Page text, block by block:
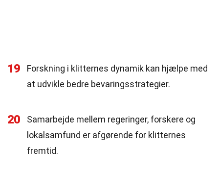
19
Forskning i klitternes dynamik kan hjælpe med
at udvikle bedre bevaringsstrategier.
20
Samarbejde mellem regeringer, forskere og
lokalsamfund er afgørende for klitternes
fremtid.